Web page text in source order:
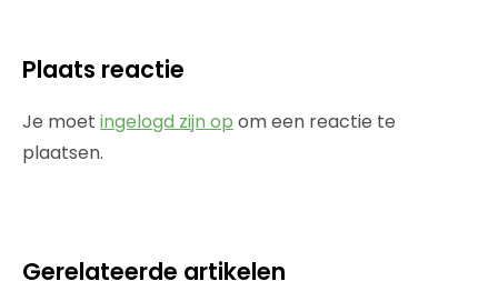
Plaats reactie
Je moet ingelogd zijn op om een reactie te
plaatsen.
Gerelateerde artikelen